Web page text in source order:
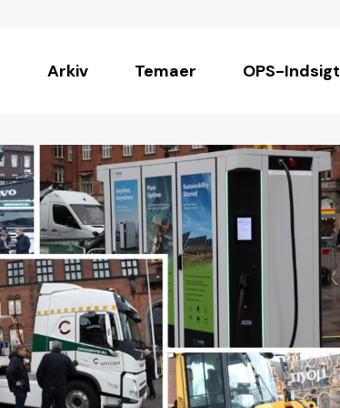
Arkiv Temaer OPS-Indsigt